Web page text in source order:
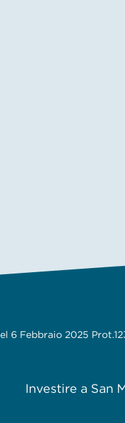
6 Febbraio 2025
Investire a San